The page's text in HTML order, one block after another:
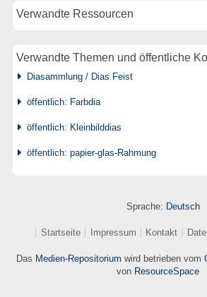
Verwandte Ressourcen
Verwandte Themen und öffentliche
Diasammlung / Dias Feist
öffentlich: Farbdia
öffentlich: Kleinbilddias
öffentlich: papier-glas-Rahmung
Sprache: Deutsch
Startseite Impressum Kontakt
Das Medien-Repositorium wird betrieben vom
von ResourceSpace